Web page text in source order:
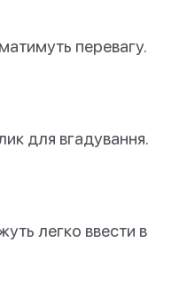
перевагу.
для вгадування.
легко ввести в